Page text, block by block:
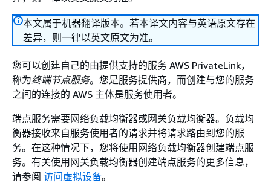
本文属于机器翻译版本。若本译文内容与英语原文存在
差异，则一律以英文原文为准。
您可以创建自己的由提供支持的服务 AWS PrivateLink，
称为终端节点服务。您是服务提供商，而创建与您的服务
之间的连接的 AWS 主体是服务使用者。
端点服务需要网络负载均衡器或网关负载均衡器。负载均
衡器接收来自服务使用者的请求并将请求路由到您的服
务。在这种情况下，您将使用网络负载均衡器创建端点服
务。有关使用网关负载均衡器创建端点服务的更多信息，
请参阅 访问虚拟设备。